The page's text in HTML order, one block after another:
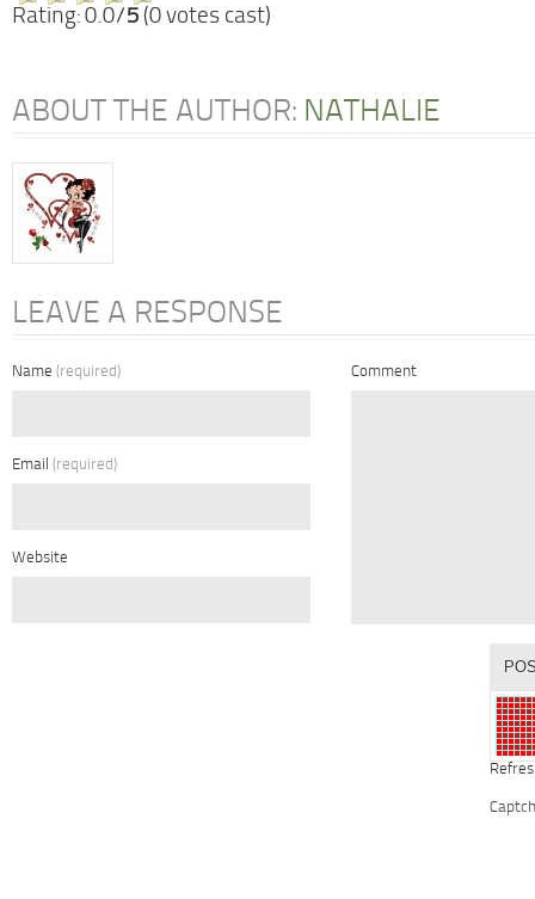
Rating: 0.0/5 (0 votes cast)
ABOUT THE AUTHOR: NATHALIE
LEAVE A RESPONSE
Name (required)
Email (required)
Website
Comment